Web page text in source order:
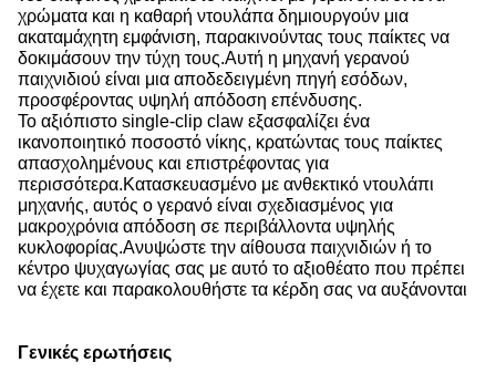
χρώματα και η καθαρή ντουλάπα δημιουργούν μια
ακαταμάχητη εμφάνιση, παρακινούντας τους παίκτες να
δοκιμάσουν την τύχη τους.Αυτή η μηχανή γερανού
παιχνιδιού είναι μια αποδεδειγμένη πηγή εσόδων,
προσφέροντας υψηλή απόδοση επένδυσης.
Το αξιόπιστο single-clip claw εξασφαλίζει ένα
ικανοποιητικό ποσοστό νίκης, κρατώντας τους παίκτες
απασχολημένους και επιστρέφοντας για
περισσότερα.Κατασκευασμένο με ανθεκτικό ντουλάπι
μηχανής, αυτός ο γερανό είναι σχεδιασμένος για
μακροχρόνια απόδοση σε περιβάλλοντα υψηλής
κυκλοφορίας.Ανυψώστε την αίθουσα παιχνιδιών ή το
κέντρο ψυχαγωγίας σας με αυτό το αξιοθέατο που πρέπει
να έχετε και παρακολουθήστε τα κέρδη σας να αυξάνονται
Γενικές ερωτήσεις